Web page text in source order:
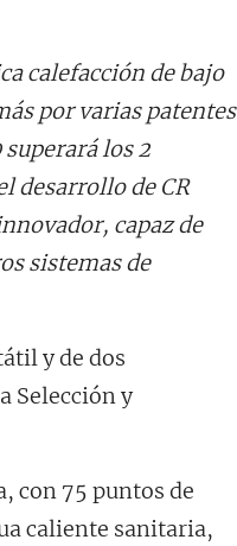
calefacción de bajo
por varias patentes
los 2
desarrollo de CR
capaz de
sistemas de
y de dos
Selección y
con 75 puntos de
caliente sanitaria,